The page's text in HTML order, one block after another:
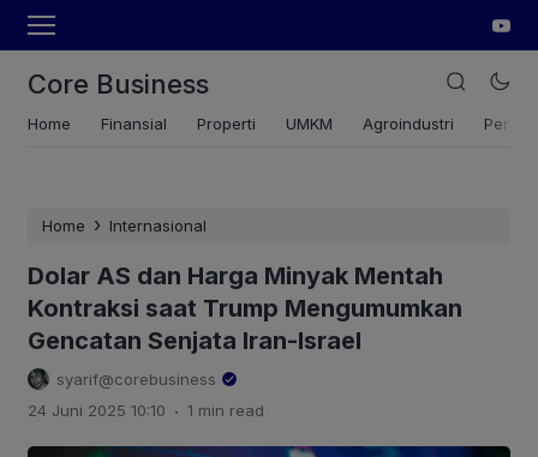
Core Business
Home Finansial Properti UMKM Agroindustri
Home › Internasional
Dolar AS dan Harga Minyak Mentah
Kontraksi saat Trump Mengumumkan
Gencatan Senjata Iran-Israel
syarif@corebusiness
24 Juni 2025 10:10 . 1 min read